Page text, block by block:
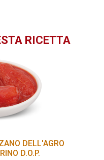
RICETTA
DELL'AGRO
D.O.P.